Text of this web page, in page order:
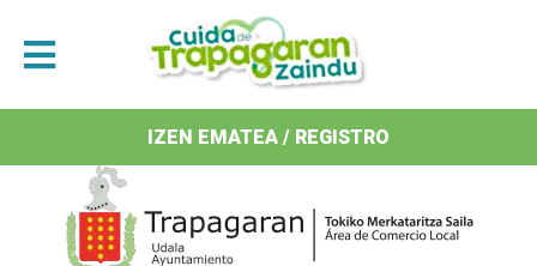
Antolatzaileak / Organizan
IZEN EMATEA / REGISTRO